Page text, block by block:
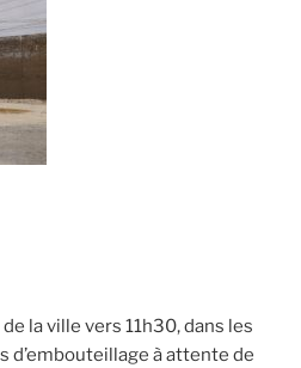
la ville vers 11h30, dans les
d’embouteillage à attente de